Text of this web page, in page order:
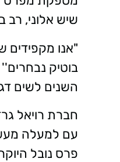
שיש אלוני, רב
"אנו מקפידים
בוטיק
השנים לשים
חברת רויאל
עם למעלה